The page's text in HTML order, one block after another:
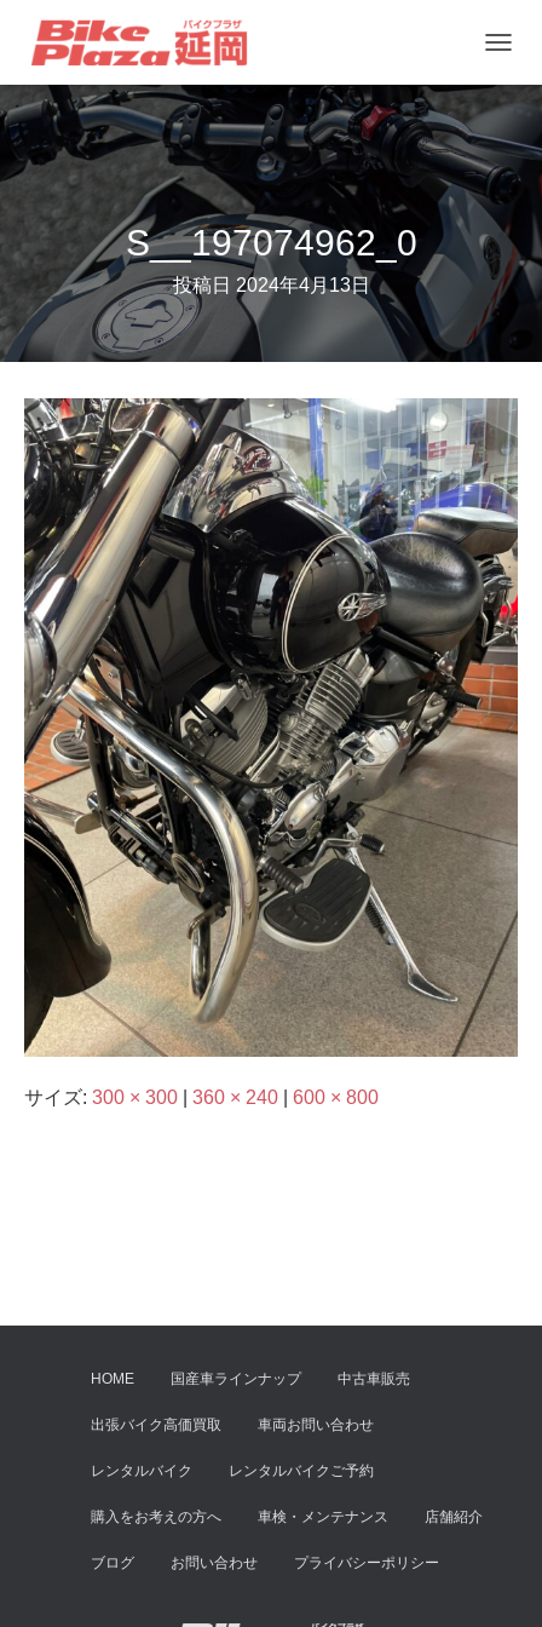
ビ
ー
シ
ョ
ン
を
り
え
S__197074962_0
投稿日 2024年4月13日
サイズ: 300 × 300 360 × 240 600 × 800
HOME 国産車ラインナップ 中古車販売
出張バイク高価買取 車両お問い合わせ
レンタルバイク レンタルバイクご予約
購入をお考えの方へ 車検・メンテナンス 店舗紹介
ブログ お問い合わせ プライバシーポリシー